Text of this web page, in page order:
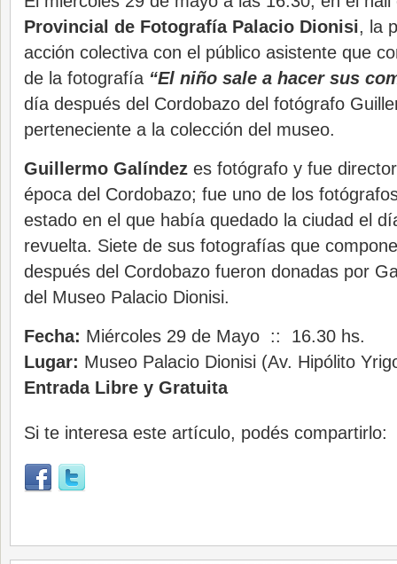
Provincial de Fotografía Palacio Dionisi, la
acción colectiva con el público asistente que
de la fotografía “El niño sale a hacer sus
día después del Cordobazo del fotógrafo
perteneciente a la colección del museo.
Guillermo Galíndez es fotógrafo y fue
época del Cordobazo; fue uno de los
estado en el que había quedado la ciudad el
revuelta. Siete de sus fotografías que
después del Cordobazo fueron donadas por
del Museo Palacio Dionisi.
Fecha: Miércoles 29 de Mayo :: 16.30 hs.
Lugar: Museo Palacio Dionisi (Av. Hipólito
Entrada Libre y Gratuita
Si te interesa este artículo, podés compartirlo: